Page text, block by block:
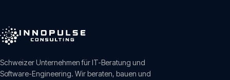
Schweizer Unternehmen für IT-Beratung und
Software-Engineering. Wir beraten, bauen und